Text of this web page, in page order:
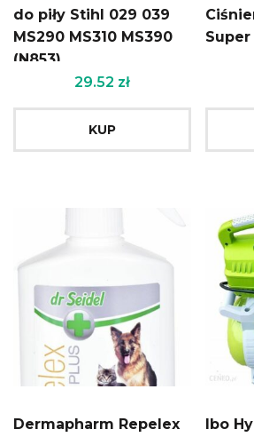
do piły Stihl 029 039
MS290 MS310 MS390
(N853)
29.52 zł
KUP
Dermapharm Repelex
Ibo